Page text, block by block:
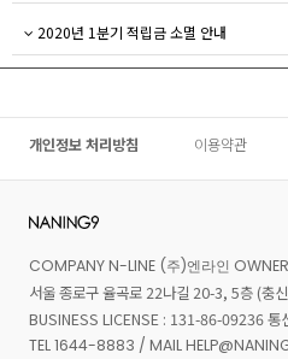
2020년 1분기 적립금 소멸 안내
개인정보 처리방침 이용약관
COMPANY N-LINE (주)엔라인
서울 종로구 율곡로 22나길 20-3, 5층 (충
BUSINESS LICENSE : 131-86-09236 통
TEL 1644-8883 / MAIL